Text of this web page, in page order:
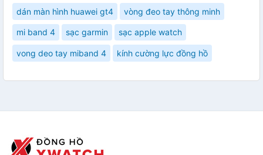
dán màn hình huawei gt4 vòng đeo tay thông minh
mi band 4 sạc garmin sạc apple watch
vong deo tay miband 4 kính cường lực đồng hồ